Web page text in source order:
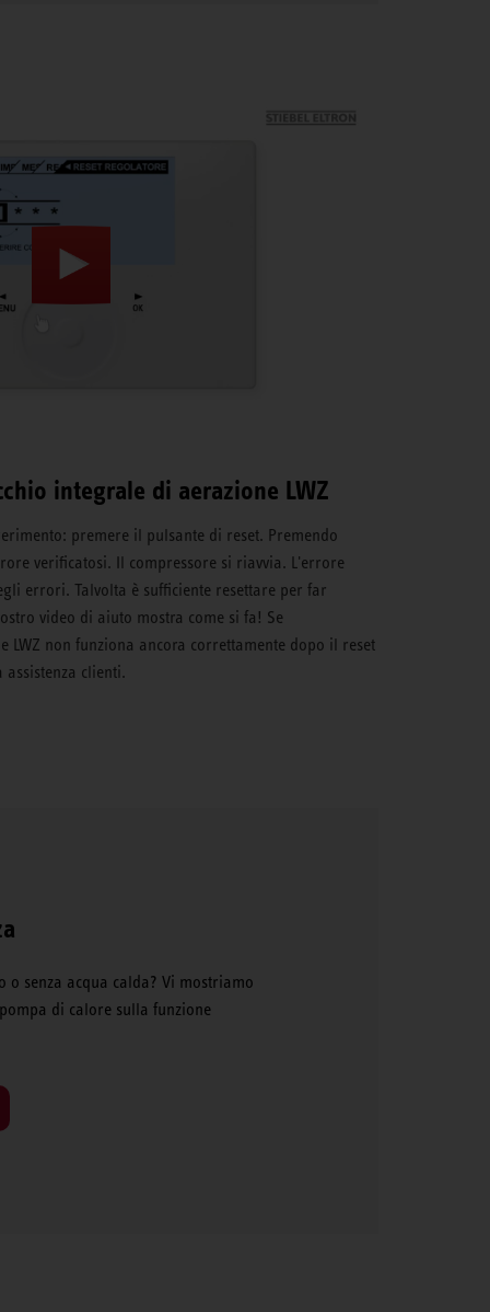
integrale di aerazione LWZ
premere il pulsante di reset. Premendo
verificatosi. Il compressore si riavvia. L'errore
errori. Talvolta è sufficiente resettare per far
video di aiuto mostra come si fa! Se
LWZ non funziona ancora correttamente dopo il reset
clienti.
o senza acqua calda? Vi mostriamo
di calore sulla funzione